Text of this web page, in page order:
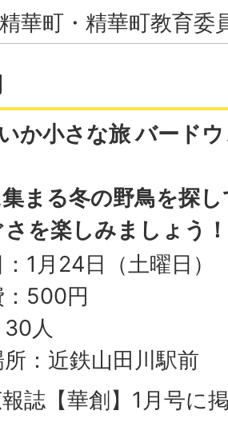
精華町・精華町教育委
か小さな旅 バード
まる冬の野鳥を探
を楽しみましょう！
1月24日（土曜日）
：500円
人
：近鉄山田川駅前
誌【華創】1月号に